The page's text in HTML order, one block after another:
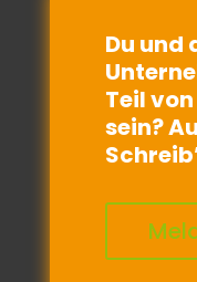
Du und
Teil
sein?